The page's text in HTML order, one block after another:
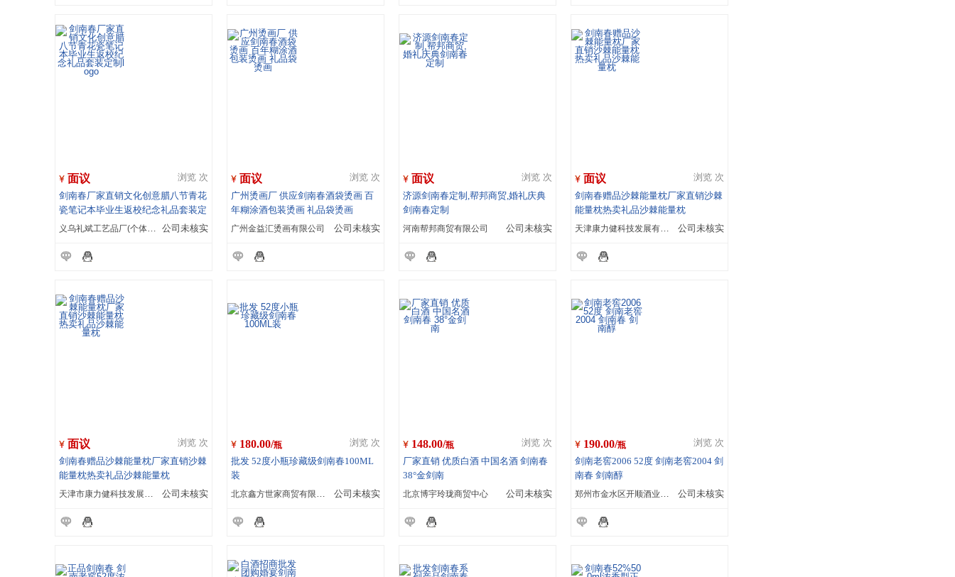
面议 浏览 次
剑南春厂家直销文化创意腊八节青花
瓷笔记本毕业生返校纪念礼品套装定
制logo
义乌礼斌工艺品厂(个体经营) 公司未核实
面议 浏览 次
广州烫画厂 供应剑南春酒袋烫画 百
年糊涂酒包装烫画 礼品袋烫画
广州金益汇烫画有限公司 公司未核实
面议 浏览 次
济源剑南春定制,帮邦商贸,婚礼庆典
剑南春定制
河南帮邦商贸有限公司 公司未核实
面议 浏览 次
剑南春赠品沙棘能量枕厂家直销沙棘
能量枕热卖礼品沙棘能量枕
天津康力健科技发展有限公司 公司未核实
面议 浏览 次
剑南春赠品沙棘能量枕厂家直销沙棘
能量枕热卖礼品沙棘能量枕
天津市康力健科技发展有限公司 公司未核实
180.00/瓶 浏览 次
批发 52度小瓶珍藏级剑南春100ML
装
北京鑫方世家商贸有限公司 公司未核实
148.00/瓶 浏览 次
厂家直销 优质白酒 中国名酒 剑南春
38°金剑南
北京博宇玲珑商贸中心 公司未核实
190.00/瓶 浏览 次
剑南老窖2006 52度 剑南老窖2004 剑
南春 剑南醇
郑州市金水区开顺酒业商行 公司未核实